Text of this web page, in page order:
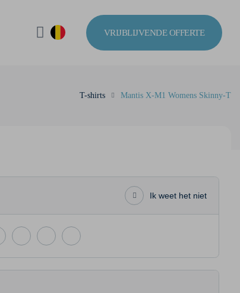
VRIJBLIJVENDE OFFERTE
T-shirts Mantis X-M1 Womens Skinny-T
Ik weet het niet